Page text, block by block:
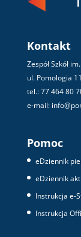
Kontakt
Zespół Szkół
ul. Pomologia
tel.: 77 464 80
e-mail:
Pomoc
eDziennik
eDziennik
Instrukcja e-
Instrukcja